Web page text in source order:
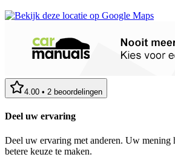
4.00 • 2 beoordelingen
Deel uw ervaring
Deel uw ervaring met anderen. Uw mening
betere keuze te maken.